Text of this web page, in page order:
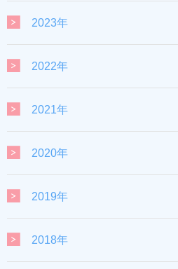
2023年
2022年
2021年
2020年
2019年
2018年